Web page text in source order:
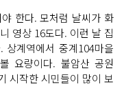
L
복
사
유
하
기
크
게
변
경
하
기
작
게
변
경
하
기
한다. 모처럼 날씨가 화
영상 16도다. 이런 날 집
계역에서 중계104마을
요량이다. 불암산 공원
시작한 시민들이 많이 보